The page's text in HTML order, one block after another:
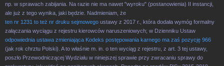
np. w sprawach zabijania. Na razie nie ma nawet "wyroku" (postanowienia) II instancji,
ale już z tego wynika, jaki będzie. Nadmieniam, że
ten nr 1231 to też nr druku sejmowego ustawy z 2017 r., która dodała wymóg formalny
załączania wyciągu z rejestru kierowców naruszeniowych; w Dzienniku Ustaw
odpowiednia ustawa zmieniająca Kodeks postępowania karnego ma zaś pozycję 966
(jak rok chrztu Polski). A to właśnie m. in. o ten wyciąg z rejestru, z art. 3 tej ustawy,
poszło Przewodniczącej Wydziału w niniejszej sprawie przy zwracaniu sprawy do